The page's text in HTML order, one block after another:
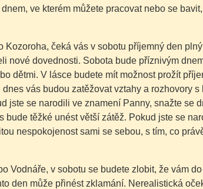
ve kterém můžete pracovat nebo se
čeká vás v sobotu příjemný den
nové dovednosti. Sobota bude příznivým
dětmi. V lásce budete mít možnost prožít
vás budou zatěžovat vztahy a rozhovory s
jste se narodili ve znamení Panny, snažte se
těžké unést větší zátěž. Pokud jste se
nespokojenost sami se sebou, s tím, co
Vodnáře, v sobotu se budete zlobit, že vám
den může přinést zklamání. Nerealistická